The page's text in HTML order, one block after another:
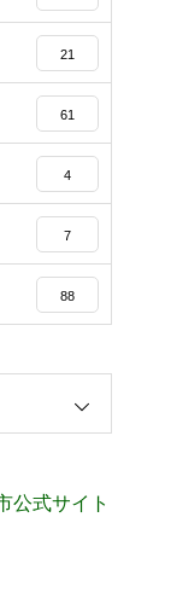
21
61
4
7
88
公式サイト